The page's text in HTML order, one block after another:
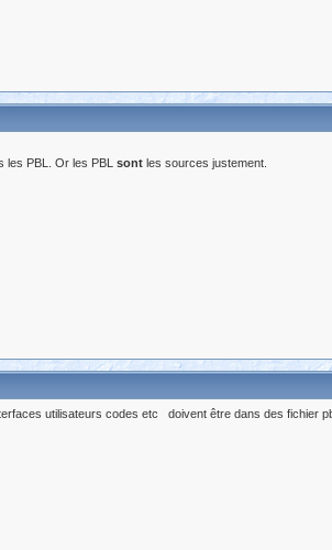
les PBL. Or les PBL sont les sources justement.
utilisateurs codes etc doivent être dans des fichier